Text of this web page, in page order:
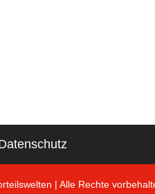
| Alle Rechte